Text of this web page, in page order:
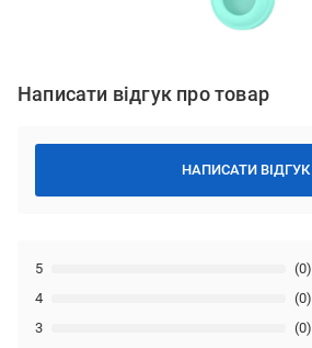
Написати відгук про товар
НАПИСАТИ ВІДГУК
3 (0)
4 (0)
5 (0)